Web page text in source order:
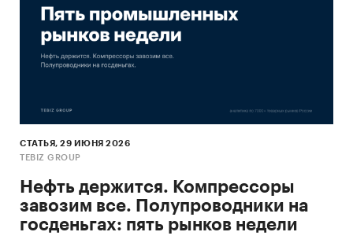
СТАТЬЯ, 29 ИЮНЯ 2026
TEBIZ GROUP
Нефть держится. Компрессоры
завозим все. Полупроводники на
госденьгах: пять рынков недели